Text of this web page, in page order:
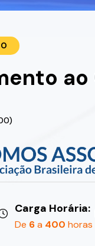
ao
Carga Horária:
De 6a 400 horas